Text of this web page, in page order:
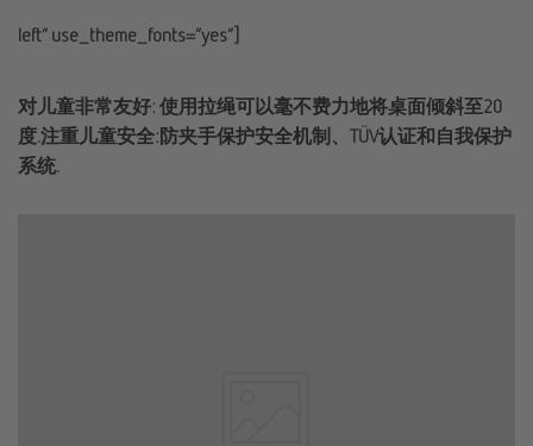
left” use_theme_fonts=”yes”]
对儿童非常友好: 使用拉绳可以毫不费力地将桌面倾斜至20
度.注重儿童安全:防夹手保护安全机制、TÜV认证和自我保护
系统.